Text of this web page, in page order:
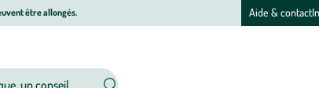
être allongés. Aide & contact